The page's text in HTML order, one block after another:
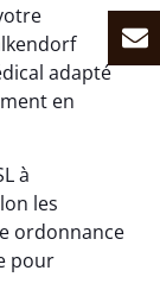
adapté
en
à
les
ordonnance
pour